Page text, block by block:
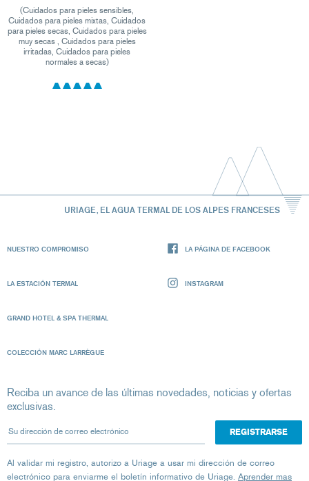
(Cuidados para pieles sensibles,
Cuidados para pieles mixtas, Cuidados
para pieles secas, Cuidados para pieles
muy secas , Cuidados para pieles
irritadas, Cuidados para pieles
normales a secas)
URIAGE, EL AGUA TERMAL DE LOS ALPES FRANCESES
NUESTRO COMPROMISO
LA ESTACIÓN TERMAL
GRAND HOTEL & SPA THERMAL
COLECCIÓN MARC LARRÈGUE
LA PÁGINA DE FACEBOOK
INSTAGRAM
Reciba un avance de las últimas novedades, noticias y ofertas
exclusivas.
Su dirección de correo electrónico
Al validar mi registro, autorizo ​​a Uriage a usar mi dirección de correo
electrónico para enviarme el boletín informativo de Uriage. Aprender mas